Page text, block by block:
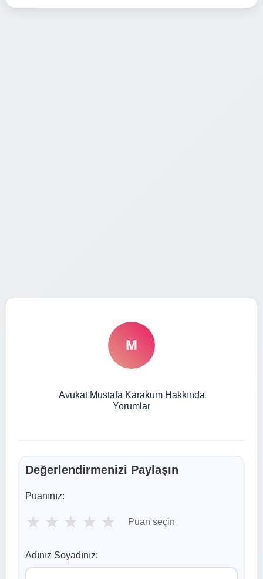
M
Avukat Mustafa Karakum Hakkında
Yorumlar
Değerlendirmenizi Paylaşın
Puanınız:
★ ★ ★ ★ ★ Puan seçin
Adınız Soyadınız: